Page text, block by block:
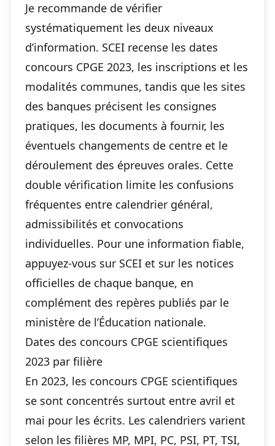
Je recommande de vérifier
systématiquement les deux niveaux
d’information. SCEI recense les dates
concours CPGE 2023, les inscriptions et les
modalités communes, tandis que les sites
des banques précisent les consignes
pratiques, les documents à fournir, les
éventuels changements de centre et le
déroulement des épreuves orales. Cette
double vérification limite les confusions
fréquentes entre calendrier général,
admissibilités et convocations
individuelles. Pour une information fiable,
appuyez-vous sur SCEI et sur les notices
officielles de chaque banque, en
complément des repères publiés par le
ministère de l’Éducation nationale.
Dates des concours CPGE scientifiques
2023 par filière
En 2023, les concours CPGE scientifiques
se sont concentrés surtout entre avril et
mai pour les écrits. Les calendriers varient
selon les filières MP, MPI, PC, PSI, PT, TSI,